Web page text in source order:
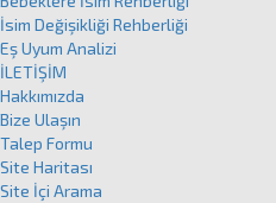
İsim Değişikliği Rehberliği
Eş Uyum Analizi
İLETİŞİM
Hakkımızda
Bize Ulaşın
Talep Formu
Site Haritası
Site İçi Arama